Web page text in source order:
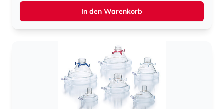
In den Warenkorb